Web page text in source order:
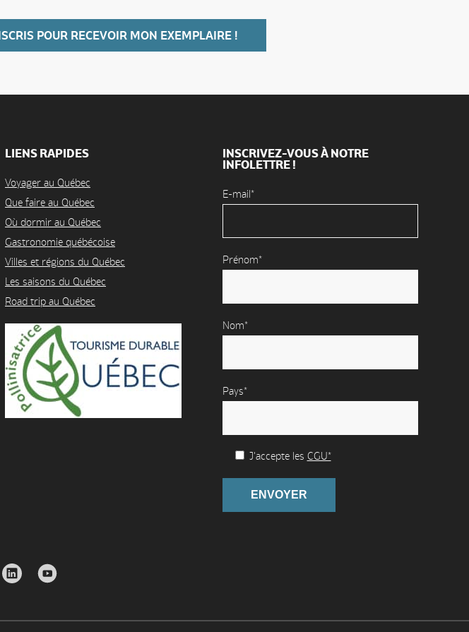
POUR RECEVOIR MON EXEMPLAIRE !
LIENS RAPIDES
Voyager au Québec
Que faire au Québec
Où dormir au Québec
Gastronomie québécoise
Villes et régions du Québec
Les saisons du Québec
Road trip au Québec
INSCRIVEZ-VOUS À NOTRE
INFOLETTRE !
E-mail*
Prénom*
Nom*
Pays*
J'accepte les CGU*